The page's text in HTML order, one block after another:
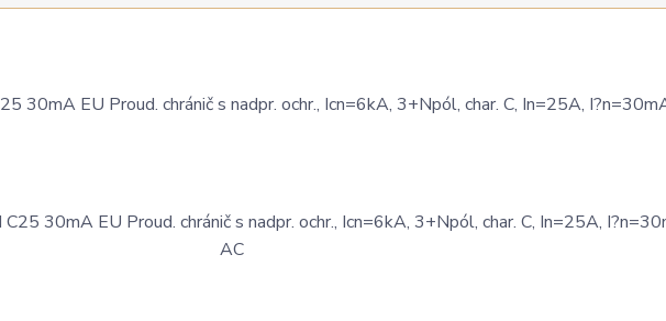
30mA EU Proud. chránič s nadpr. ochr., Icn=6kA, 3+Npól, char. C, In=25A,